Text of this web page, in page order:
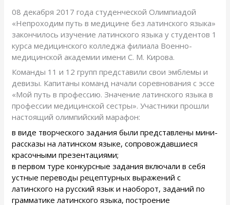
08 декабря 2017 года студенческой Олимпиадой
«Непроходим путь в медицине без латинского языка»
закончилось изучение латинского языка у студентов 1
курса медицинского колледжа филиала Военно-
медицинской академии имени С. М. Кирова.
Команды 11 и 12 групп представили свои эмблемы и
девизы. Капитаны команд начали соревнования с эссе
«Мой путь в профессию. Значение латинского языка в
профессии медицинской сестры». Участники прошли
настоящий олимпийский марафон:
в виде творческого задания были представлены мини-
рассказы на латинском языке, сопровождавшиеся
красочными презентациями;
в первом туре конкурсные задания включали в себя
устные переводы рецептурных выражений с
латинского на русский язык и наоборот, заданий по
грамматике латинского языка, построение